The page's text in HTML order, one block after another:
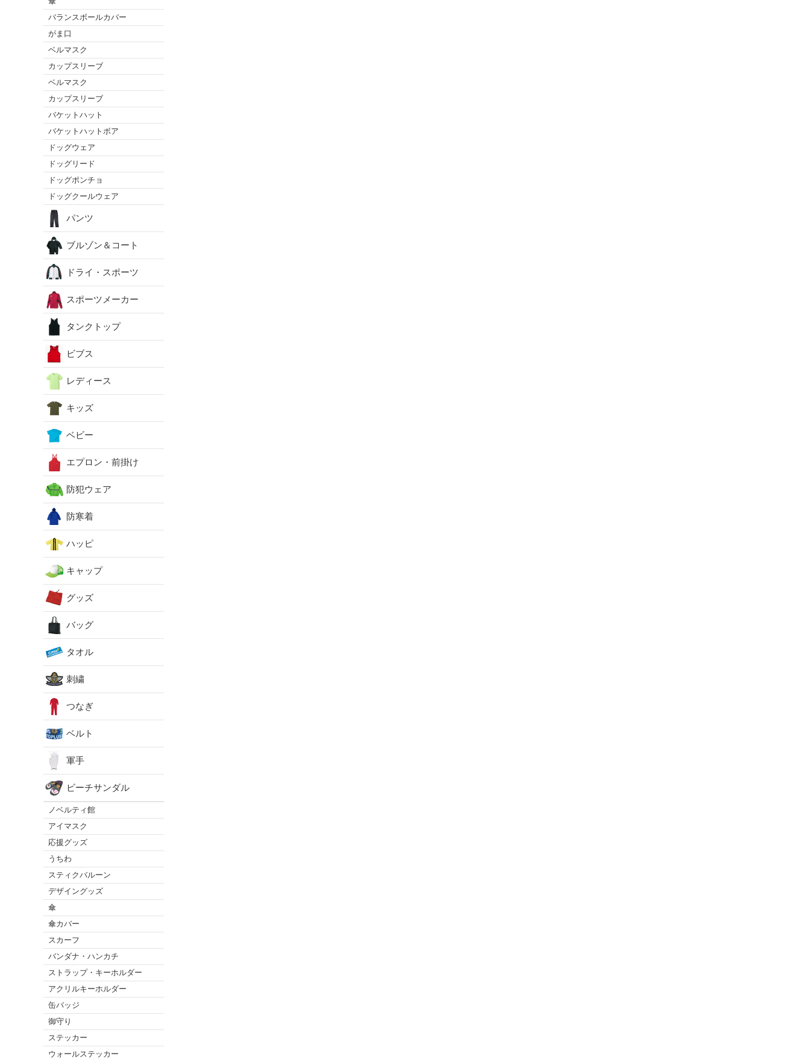
バランスボールカバー
がま口
ベルマスク
カップスリーブ
ベルマスク
カップスリーブ
バケットハット
バケットハットボア
ドッグウェア
ドッグリード
ドッグポンチョ
ドッグクールウェア
パンツ
ブルゾン＆コート
ドライ・スポーツ
スポーツメーカー
タンクトップ
ビブス
レディース
キッズ
ベビー
エプロン・前掛け
防犯ウェア
防寒着
ハッピ
キャップ
グッズ
バッグ
タオル
刺繍
つなぎ
ベルト
軍手
ビーチサンダル
ノベルティ館
アイマスク
応援グッズ
うちわ
スティクバルーン
デザイングッズ
傘
傘カバー
スカーフ
バンダナ・ハンカチ
ストラップ・キーホルダー
アクリルキーホルダー
缶バッジ
御守り
ステッカー
ウォールステッカー